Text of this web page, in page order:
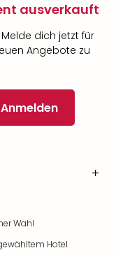
ausverkauft
dich jetzt für
Angebote zu
Anmelden
Wahl
Hotel